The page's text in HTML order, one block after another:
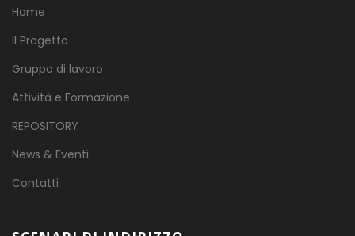
Home
Il Progetto
Gruppo di lavoro
Attività e Formazione
REPOSITORY
News & Eventi
Contatti